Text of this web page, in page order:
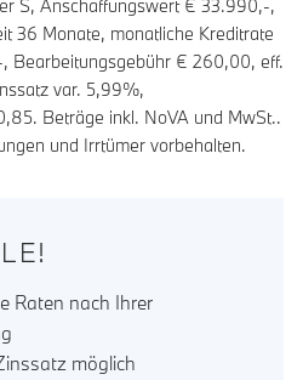
S, Anschaffungswert € 33.990,-,
36 Monate, monatliche Kreditrate
Bearbeitungsgebühr € 260,00, eff.
var. 5,99%,
. Beträge inkl. NoVA und MwSt..
und Irrtümer vorbehalten.
Raten nach Ihrer
möglich